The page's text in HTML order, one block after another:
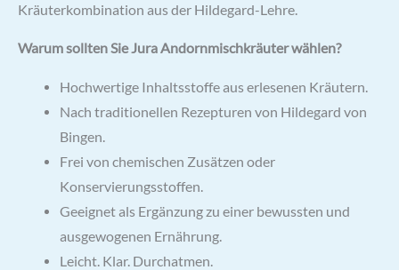
Kräuterkombination aus der Hildegard-Lehre.
Warum sollten Sie Jura Andornmischkräuter wählen?
Hochwertige Inhaltsstoffe aus erlesenen Kräutern.
Nach traditionellen Rezepturen von Hildegard von
Bingen.
Frei von chemischen Zusätzen oder
Konservierungsstoffen.
Geeignet als Ergänzung zu einer bewussten und
ausgewogenen Ernährung.
Leicht. Klar. Durchatmen.